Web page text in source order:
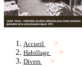
Accueil
Habillage
Divers